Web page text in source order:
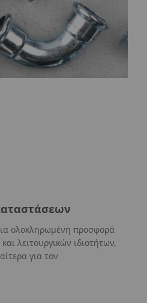
ολοκληρωμένη προσφορά
λειτουργικών ιδιοτήτων,
για τον